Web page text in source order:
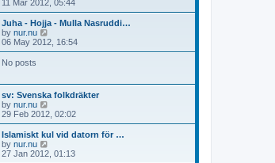
e
s
t
o
s
e
a
t
e
o
s
e
w
h
e
e
s
p
o
s
11 Mar 2012, 05:44
Juha - Hojja - Mulla Nasruddi…
by nur.nu
i
e
e
l
t
e
s
p
06 May 2012, 16:54
No posts
sv: Svenska folkdräkter
by nur.nu
i
e
w
h
e
29 Feb 2012, 02:02
Islamiskt kul vid datorn för …
by nur.nu
i
27 Jan 2012, 01:13